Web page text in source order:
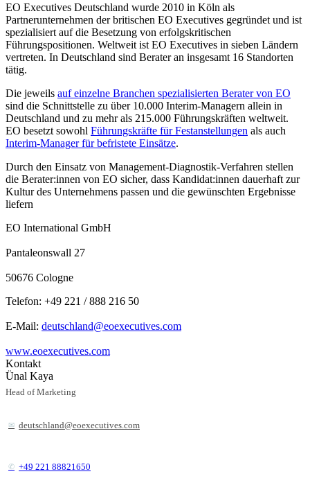
EO Executives Deutschland wurde 2010 in Köln als
Partnerunternehmen der britischen EO Executives gegründet und ist
spezialisiert auf die Besetzung von erfolgskritischen
Führungspositionen. Weltweit ist EO Executives in sieben Ländern
vertreten. In Deutschland sind Berater an insgesamt 16 Standorten
tätig.
Die jeweils auf einzelne Branchen spezialisierten Berater von EO
sind die Schnittstelle zu über 10.000 Interim-Managern allein in
Deutschland und zu mehr als 215.000 Führungskräften weltweit.
EO besetzt sowohl Führungskräfte für Festanstellungen als auch
Interim-Manager für befristete Einsätze.
Durch den Einsatz von Management-Diagnostik-Verfahren stellen
die Berater:innen von EO sicher, dass Kandidat:innen dauerhaft zur
Kultur des Unternehmens passen und die gewünschten Ergebnisse
liefern
EO International GmbH
Pantaleonswall 27
50676 Cologne
Telefon: +49 221 / 888 216 50
E-Mail: deutschland@eoexecutives.com
www.eoexecutives.com
Kontakt
Ünal Kaya
Head of Marketing
deutschland@eoexecutives.com
+49 221 88821650